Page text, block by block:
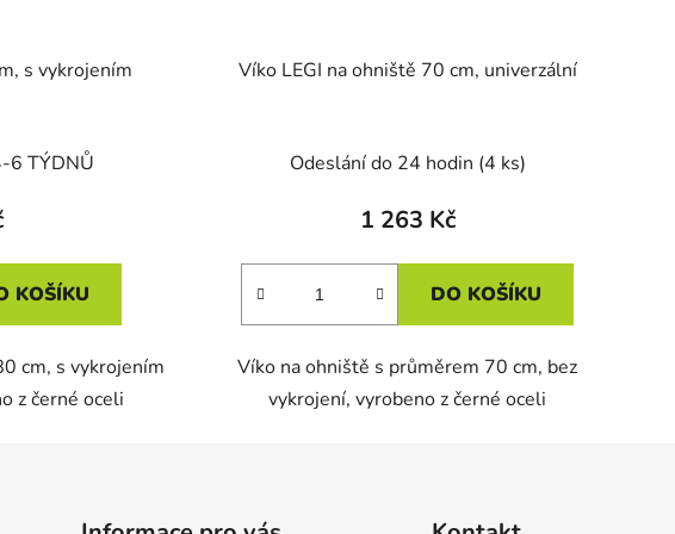
s vykrojením
6 TÝDNŮ
KOŠÍKU
cm, s vykrojením
z černé oceli
Víko LEGI na ohniště 70 cm, univerzální
Odeslání do 24 hodin (4 ks)
1 263 Kč
DO KOŠÍKU
Víko na ohniště s průměrem 70 cm, bez
vykrojení, vyrobeno z černé oceli